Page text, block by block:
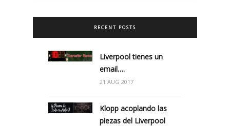
RECENT POSTS
Liverpool tienes un
email….
21 AUG 2017
Klopp acoplando las
piezas del Liverpool